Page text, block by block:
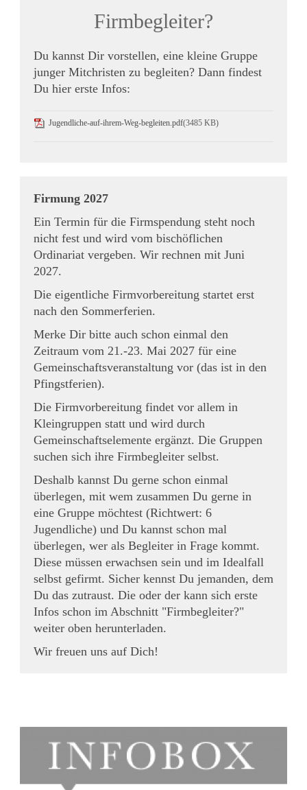
Firmbegleiter?
Du kannst Dir vorstellen, eine kleine Gruppe
junger Mitchristen zu begleiten? Dann findest
Du hier erste Infos:
Jugendliche-auf-ihrem-Weg-begleiten.pdf(3485 KB)
Firmung 2027
Ein Termin für die Firmspendung steht noch
nicht fest und wird vom bischöflichen
Ordinariat vergeben. Wir rechnen mit Juni
2027.
Die eigentliche Firmvorbereitung startet erst
nach den Sommerferien.
Merke Dir bitte auch schon einmal den
Zeitraum vom 21.-23. Mai 2027 für eine
Gemeinschaftsveranstaltung vor (das ist in den
Pfingstferien).
Die Firmvorbereitung findet vor allem in
Kleingruppen statt und wird durch
Gemeinschaftselemente ergänzt. Die Gruppen
suchen sich ihre Firmbegleiter selbst.
Deshalb kannst Du gerne schon einmal
überlegen, mit wem zusammen Du gerne in
eine Gruppe möchtest (Richtwert: 6
Jugendliche) und Du kannst schon mal
überlegen, wer als Begleiter in Frage kommt.
Diese müssen erwachsen sein und im Idealfall
selbst gefirmt. Sicher kennst Du jemanden, dem
Du das zutraust. Die oder der kann sich erste
Infos schon im Abschnitt "Firmbegleiter?"
weiter oben herunterladen.
Wir freuen uns auf Dich!